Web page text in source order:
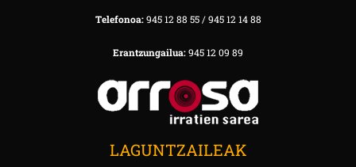
Telefonoa:945 12 88 55 / 945 12 14 88
Erantzungailua:945 12 09 89
LAGUNTZAILEAK